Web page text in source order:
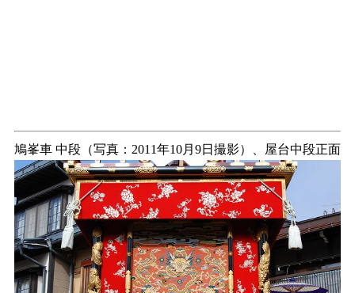
鳩峯車 中段（写真：2011年10月9日撮影）、屋台中段正面